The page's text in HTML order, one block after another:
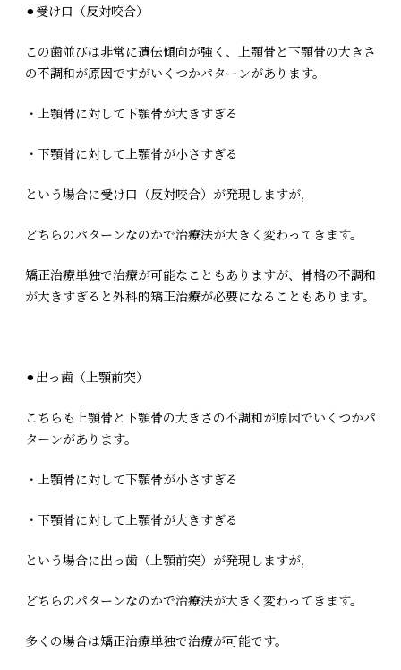
⚫︎受け口（反対咬合）
この歯並びは非常に遺伝傾向が強く、上顎骨と下顎骨の大きさ
の不調和が原因ですがいくつかパターンがあります。
・上顎骨に対して下顎骨が大きすぎる
・下顎骨に対して上顎骨が小さすぎる
という場合に受け口（反対咬合）が発現しますが，
どちらのパターンなのかで治療法が大きく変わってきます。
矯正治療単独で治療が可能なこともありますが、骨格の不調和
が大きすぎると外科的矯正治療が必要になることもあります。
⚫︎出っ歯（上顎前突）
こちらも上顎骨と下顎骨の大きさの不調和が原因でいくつかパ
ターンがあります。
・上顎骨に対して下顎骨が小さすぎる
・下顎骨に対して上顎骨が大きすぎる
という場合に出っ歯（上顎前突）が発現しますが，
どちらのパターンなのかで治療法が大きく変わってきます。
多くの場合は矯正治療単独で治療が可能です。